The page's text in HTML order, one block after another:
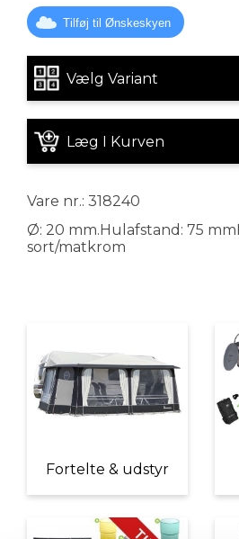
Tilføj til Ønskeskyen
Vælg Variant
Læg I Kurven
Vare nr.: 318240
Ø: 20 mm.Hulafstand: 75
sort/matkrom
Fortelte & udstyr